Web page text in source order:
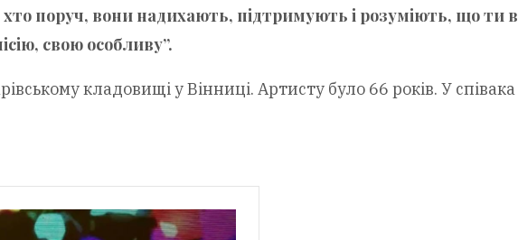
хто поруч, вони надихають, підтримують і розуміють, що ти в
свою особливу”.
кладовищі у Вінниці. Артисту було 66 років. У співака